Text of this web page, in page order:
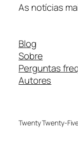
As notícias
Blog
Sobre
Perguntas
Autores
Twenty Twenty-